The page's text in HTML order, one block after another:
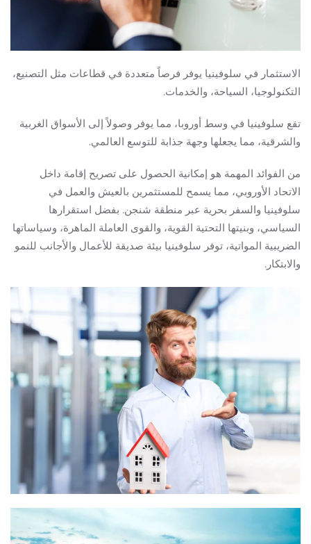
الاستثمار في سلوفينيا يوفر فرصاً متعددة في قطاعات مثل التصنيع،
التكنولوجيا، السياحة، والخدمات.
تقع سلوفينيا في وسط أوروبا، مما يوفر وصولاً إلى الأسواق الغربية
والشرقية، مما يجعلها وجهة جذابة للتوسع العالمي.
من الفوائد المهمة هو إمكانية الحصول على تصريح إقامة داخل
الاتحاد الأوروبي، مما يسمح للمستثمرين بالعيش والعمل في
سلوفينيا والسفر بحرية عبر منطقة شنجن. بفضل استقرارها
السياسي، وبنيتها التحتية القوية، والقوى العاملة الماهرة، وسياساتها
الضريبية المواتية، توفر سلوفينيا بيئة صديقة للأعمال والأجانب للنمو
والابتكار.